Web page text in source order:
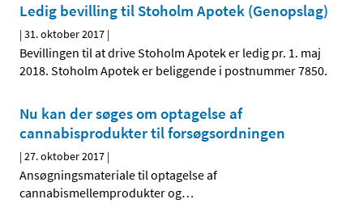
Ledig bevilling til Stoholm Apotek (Genopslag)
|31. oktober 2017 |
Bevillingen til at drive Stoholm Apotek er ledig pr. 1. maj
2018. Stoholm Apotek er beliggende i postnummer 7850.
Nu kan der søges om optagelse af
cannabisprodukter til forsøgsordningen
|27. oktober 2017 |
Ansøgningsmateriale til optagelse af
cannabismellemprodukter og…